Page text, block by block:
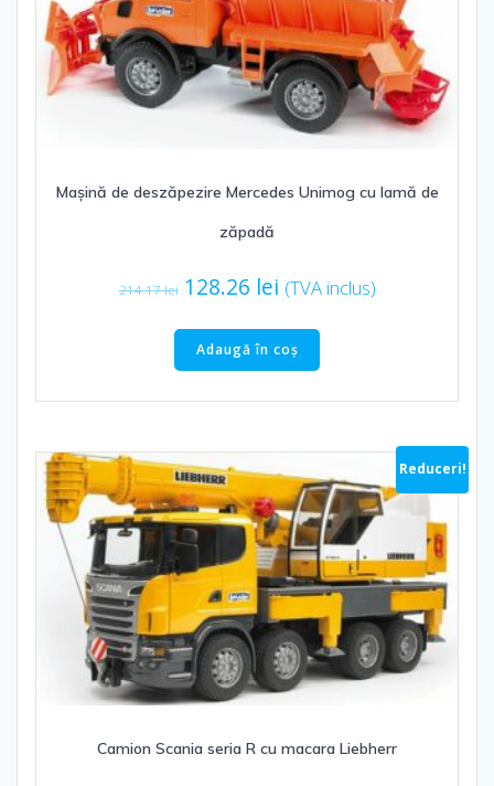
Mașină de deszăpezire Mercedes Unimog cu lamă de
zăpadă
214.17lei Prețul
fost:
214.17 lei.
128.26 leiPrețul
este:
128.26 lei.
(TVA inclus)
Adaugă în coș
Reduceri!
Camion Scania seria R cu macara Liebherr